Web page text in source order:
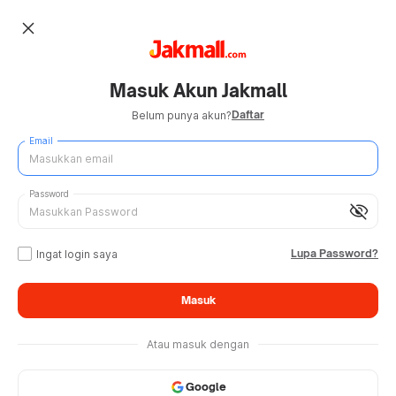
close
Masuk Akun Jakmall
Belum punya akun?Daftar
Email
visibility_off
Password
Ingat login saya Lupa Password?
Masuk
Atau masuk dengan
Google